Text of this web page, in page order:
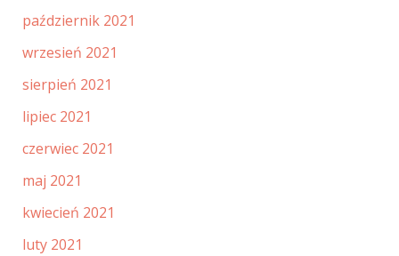
październik 2021
wrzesień 2021
sierpień 2021
lipiec 2021
czerwiec 2021
maj 2021
kwiecień 2021
luty 2021